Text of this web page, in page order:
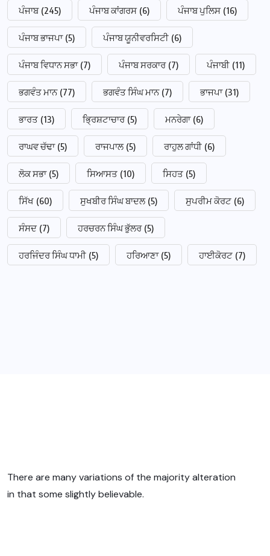
ਪੰਜਾਬ (245) ਪੰਜਾਬ ਕਾਂਗਰਸ (6) ਪੰਜਾਬ ਪੁਲਿਸ (16)
ਪੰਜਾਬ ਭਾਜਪਾ (5) ਪੰਜਾਬ ਯੂਨੀਵਰਸਿਟੀ (6)
ਪੰਜਾਬ ਵਿਧਾਨ ਸਭਾ (7) ਪੰਜਾਬ ਸਰਕਾਰ (7) ਪੰਜਾਬੀ (11)
ਭਗਵੰਤ ਮਾਨ (77) ਭਗਵੰਤ ਸਿੰਘ ਮਾਨ (7) ਭਾਜਪਾ (31)
ਭਾਰਤ (13) ਭ੍ਰਿਸ਼ਟਾਚਾਰ (5) ਮਨਰੇਗਾ (6)
ਰਾਘਵ ਚੱਢਾ (5) ਰਾਜਪਾਲ (5) ਰਾਹੁਲ ਗਾਂਧੀ (6)
ਲੋਕ ਸਭਾ (5) ਸਿਆਸਤ (10) ਸਿਹਤ (5)
ਸਿੱਖ (60) ਸੁਖਬੀਰ ਸਿੰਘ ਬਾਦਲ (5) ਸੁਪਰੀਮ ਕੋਰਟ (6)
ਸੰਸਦ (7) ਹਰਚਰਨ ਸਿੰਘ ਭੁੱਲਰ (5)
ਹਰਜਿੰਦਰ ਸਿੰਘ ਧਾਮੀ (5) ਹਰਿਆਣਾ (5) ਹਾਈਕੋਰਟ (7)
There are many variations of the majority alteration
in that some slightly believable.